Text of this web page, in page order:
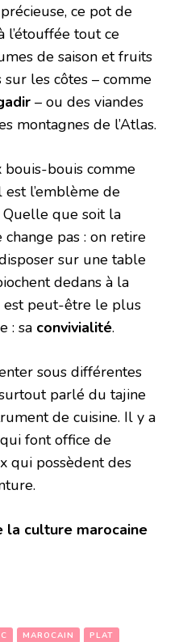
ce pot de
tout ce
de saison et fruits
sur les côtes – comme
– ou des viandes
montagnes de l’Atlas.
bouis-bouis comme
est l’emblème de
Quelle que soit la
pas : on retire
sur une table
dedans à la
est peut-être le plus
: sa convivialité.
sous différentes
parlé du tajine
de cuisine. Il y a
font office de
qui possèdent des
culture marocaine
MAROCAIN PLAT